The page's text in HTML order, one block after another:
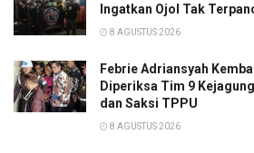
Ingatkan Ojol Tak
8 AGUSTUS 2026
Febrie Adriansyah
Diperiksa Tim 9
dan Saksi TPPU
8 AGUSTUS 2026